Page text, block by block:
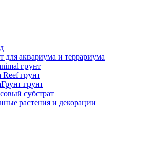
для аквариума и террариума
грунт
Reef грунт
грунт
субстрат
растения и декорации